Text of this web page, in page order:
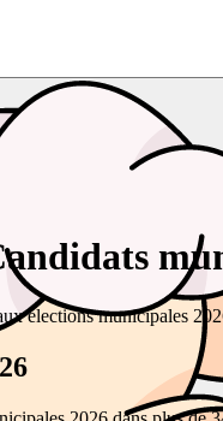
élections municipales